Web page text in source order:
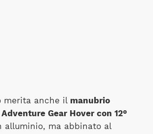
merita anche il manubrio
Gear Hover con 12°
alluminio, ma abbinato al